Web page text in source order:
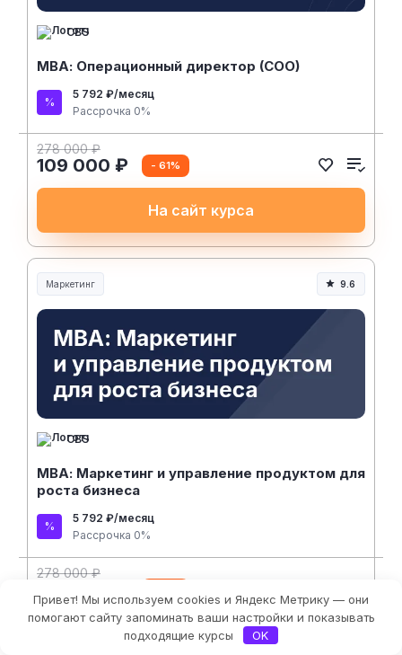
CBS
МВА: Операционный директор (COO)
5 792 ₽/месяц
Рассрочка 0%
278 000 ₽
109 000 ₽ - 61%
На сайт курса
Маркетинг 9.6
CBS
МВА: Маркетинг и управление продуктом для
роста бизнеса
5 792 ₽/месяц
Рассрочка 0%
278 000 ₽
На сайт курса
Привет! Мы используем cookies и Яндекс Метрику — они
помогают сайту запоминать ваши настройки и показывать
подходящие курсы
OK
Фильтры